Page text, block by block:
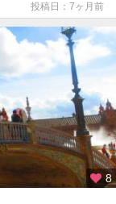
投稿日：7ヶ月前
8